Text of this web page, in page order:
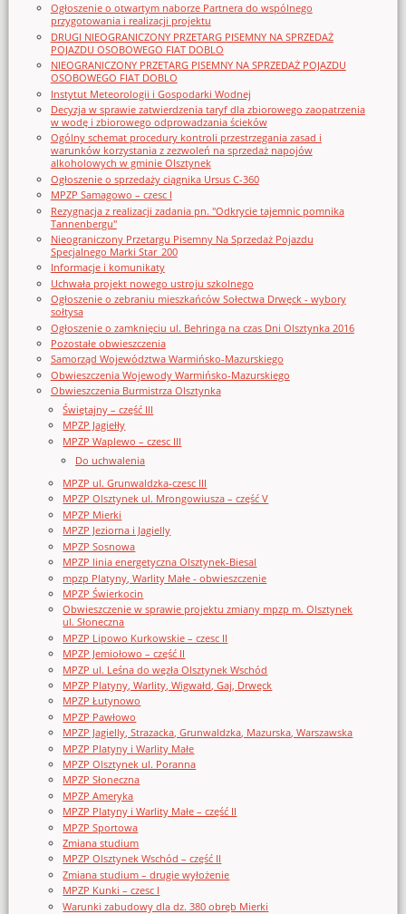
Ogłoszenie o otwartym naborze Partnera do wspólnego
przygotowania i realizacji projektu
DRUGI NIEOGRANICZONY PRZETARG PISEMNY NA SPRZEDAŻ
POJAZDU OSOBOWEGO FIAT DOBLO
NIEOGRANICZONY PRZETARG PISEMNY NA SPRZEDAŻ POJAZDU
OSOBOWEGO FIAT DOBLO
Instytut Meteorologii i Gospodarki Wodnej
Decyzja w sprawie zatwierdzenia taryf dla zbiorowego zaopatrzenia
w wodę i zbiorowego odprowadzania ścieków
Ogólny schemat procedury kontroli przestrzegania zasad i
warunków korzystania z zezwoleń na sprzedaż napojów
alkoholowych w gminie Olsztynek
Ogłoszenie o sprzedaży ciągnika Ursus C-360
MPZP Samagowo – czesc I
Rezygnacja z realizacji zadania pn. "Odkrycie tajemnic pomnika
Tannenbergu"
Nieograniczony Przetargu Pisemny Na Sprzedaż Pojazdu
Specjalnego Marki Star_200
Informacje i komunikaty
Uchwała projekt nowego ustroju szkolnego
Ogłoszenie o zebraniu mieszkańców Sołectwa Drwęck - wybory
sołtysa
Ogłoszenie o zamknięciu ul. Behringa na czas Dni Olsztynka 2016
Pozostałe obwieszczenia
Samorząd Województwa Warmińsko-Mazurskiego
Obwieszczenia Wojewody Warmińsko-Mazurskiego
Obwieszczenia Burmistrza Olsztynka
Świętajny – część III
MPZP Jagiełły
MPZP Waplewo – czesc III
Do uchwalenia
MPZP ul. Grunwaldzka-czesc III
MPZP Olsztynek ul. Mrongowiusza – część V
MPZP Mierki
MPZP Jeziorna i Jagielly
MPZP Sosnowa
MPZP linia energetyczna Olsztynek-Biesal
mpzp Platyny, Warlity Małe - obwieszczenie
MPZP Świerkocin
Obwieszczenie w sprawie projektu zmiany mpzp m. Olsztynek
ul. Słoneczna
MPZP Lipowo Kurkowskie – czesc II
MPZP Jemiołowo – część II
MPZP ul. Leśna do węzła Olsztynek Wschód
MPZP Platyny, Warlity, Wigwałd, Gaj, Drwęck
MPZP Łutynowo
MPZP Pawłowo
MPZP Jagielly, Strazacka, Grunwaldzka, Mazurska, Warszawska
MPZP Platyny i Warlity Małe
MPZP Olsztynek ul. Poranna
MPZP Słoneczna
MPZP Ameryka
MPZP Platyny i Warlity Małe – część II
MPZP Sportowa
Zmiana studium
MPZP Olsztynek Wschód – część II
Zmiana studium – drugie wyłożenie
MPZP Kunki – czesc I
Warunki zabudowy dla dz. 380 obręb Mierki